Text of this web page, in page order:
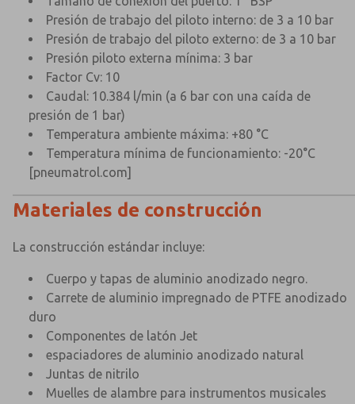
Presión de trabajo del piloto interno: de 3 a 10 bar
Presión de trabajo del piloto externo: de 3 a 10 bar
Presión piloto externa mínima: 3 bar
Factor Cv: 10
Caudal: 10.384 l/min (a 6 bar con una caída de
presión de 1 bar)
Temperatura ambiente máxima: +80 °C
Temperatura mínima de funcionamiento: -20°C
[pneumatrol.com]
Materiales de construcción
La construcción estándar incluye:
Cuerpo y tapas de aluminio anodizado negro.
Carrete de aluminio impregnado de PTFE anodizado
duro
Componentes de latón Jet
espaciadores de aluminio anodizado natural
Juntas de nitrilo
Muelles de alambre para instrumentos musicales